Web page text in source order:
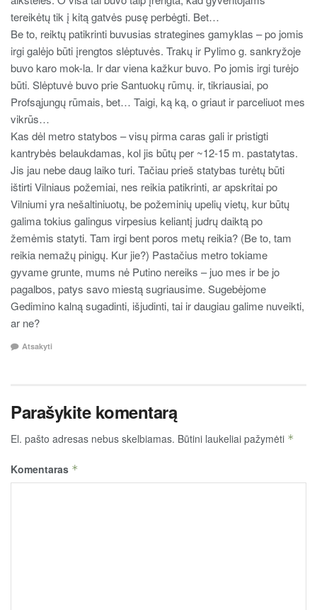
tereikėtų tik į kitą gatvės pusę perbėgti. Bet…
Be to, reiktų patikrinti buvusias strategines gamyklas – po jomis
irgi galėjo būti įrengtos slėptuvės. Trakų ir Pylimo g. sankryžoje
buvo karo mok-la. Ir dar viena kažkur buvo. Po jomis irgi turėjo
būti. Slėptuvė buvo prie Santuokų rūmų. ir, tikriausiai, po
Profsąjungų rūmais, bet… Taigi, ką ką, o griaut ir parceliuot mes
vikrūs…
Kas dėl metro statybos – visų pirma caras gali ir pristigti
kantrybės belaukdamas, kol jis būtų per ~12-15 m. pastatytas.
Jis jau nebe daug laiko turi. Tačiau prieš statybas turėtų būti
ištirti Vilniaus požemiai, nes reikia patikrinti, ar apskritai po
Vilniumi yra nešaltiniuotų, be požeminių upelių vietų, kur būtų
galima tokius galingus virpesius keliantį judrų daiktą po
žemėmis statyti. Tam irgi bent poros metų reikia? (Be to, tam
reikia nemažų pinigų. Kur jie?) Pastačius metro tokiame
gyvame grunte, mums nė Putino nereiks – juo mes ir be jo
pagalbos, patys savo miestą sugriausime. Sugebėjome
Gedimino kalną sugadinti, išjudinti, tai ir daugiau galime nuveikti,
ar ne?
Atsakyti
Parašykite komentarą
El. pašto adresas nebus skelbiamas. Būtini laukeliai pažymėti *
Komentaras *